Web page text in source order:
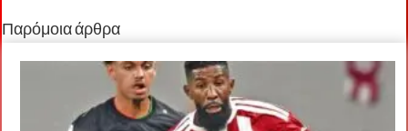
Παρόμοια άρθρα